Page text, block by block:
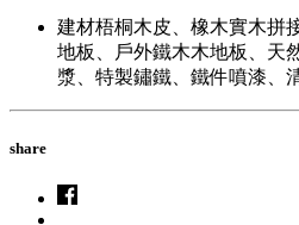
建材梧桐木皮、橡木實木拼
地板、戶外鐵木木地板、天
漿、特製鏽鐵、鐵件噴漆、
share